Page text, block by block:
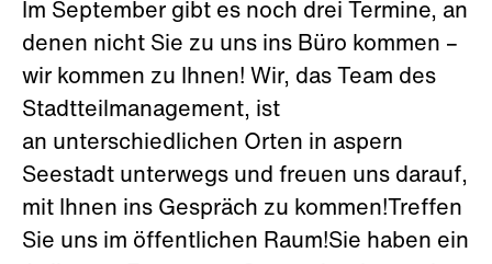
Im September gibt es noch drei Termine, an
denen nicht Sie zu uns ins Büro kommen –
wir kommen zu Ihnen! Wir, das Team des
Stadtteilmanagement, ist
an unterschiedlichen Orten in aspern
Seestadt unterwegs und freuen uns darauf,
mit Ihnen ins Gespräch zu kommen!Treffen
Sie uns im öffentlichen Raum!Sie haben ein